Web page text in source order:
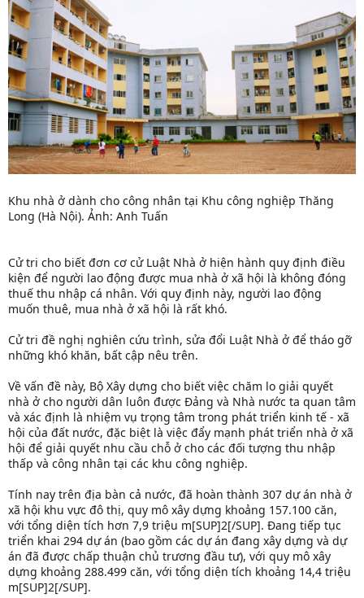
Khu nhà ở dành cho công nhân tại Khu công nghiệp Thăng
Long (Hà Nội). Ảnh: Anh Tuấn
Cử tri cho biết đơn cơ cử Luật Nhà ở hiện hành quy định điều
kiện để người lao động được mua nhà ở xã hội là không đóng
thuế thu nhập cá nhân. Với quy định này, người lao động
muốn thuê, mua nhà ở xã hội là rất khó.
Cử tri đề nghị nghiên cứu trình, sửa đổi Luật Nhà ở để tháo gỡ
những khó khăn, bất cập nêu trên.
Về vấn đề này, Bộ Xây dựng cho biết việc chăm lo giải quyết
nhà ở cho người dân luôn được Đảng và Nhà nước ta quan tâm
và xác định là nhiệm vụ trọng tâm trong phát triển kinh tế - xã
hội của đất nước, đặc biệt là việc đẩy mạnh phát triển nhà ở xã
hội để giải quyết nhu cầu chỗ ở cho các đối tượng thu nhập
thấp và công nhân tại các khu công nghiệp.
Tính nay trên địa bàn cả nước, đã hoàn thành 307 dự án nhà ở
xã hội khu vực đô thị, quy mô xây dựng khoảng 157.100 căn,
với tổng diện tích hơn 7,9 triệu m[SUP]2[/SUP]. Đang tiếp tục
triển khai 294 dự án (bao gồm các dự án đang xây dựng và dự
án đã được chấp thuận chủ trương đầu tư), với quy mô xây
dựng khoảng 288.499 căn, với tổng diện tích khoảng 14,4 triệu
m[SUP]2[/SUP].